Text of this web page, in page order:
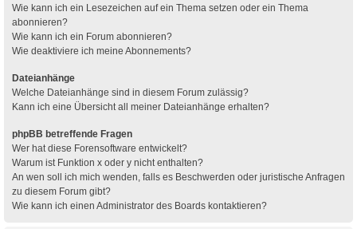
Wie kann ich ein Lesezeichen auf ein Thema setzen oder ein Thema
abonnieren?
Wie kann ich ein Forum abonnieren?
Wie deaktiviere ich meine Abonnements?
Dateianhänge
Welche Dateianhänge sind in diesem Forum zulässig?
Kann ich eine Übersicht all meiner Dateianhänge erhalten?
phpBB betreffende Fragen
Wer hat diese Forensoftware entwickelt?
Warum ist Funktion x oder y nicht enthalten?
An wen soll ich mich wenden, falls es Beschwerden oder juristische Anfragen
zu diesem Forum gibt?
Wie kann ich einen Administrator des Boards kontaktieren?